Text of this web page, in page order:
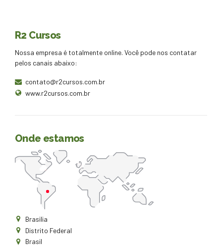
R2 Cursos
Nossa empresa é totalmente online. Você pode nos contatar
pelos canais abaixo:
contato@r2cursos.com.br
www.r2cursos.com.br
Onde estamos
Brasilia
Distrito Federal
Brasil